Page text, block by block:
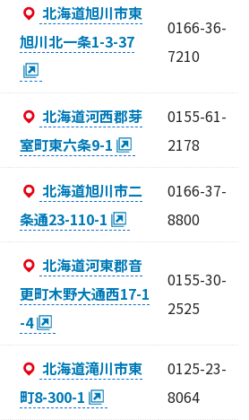
北海道旭川市東
旭川北一条1-3-37
0166-36-
7210
北海道河西郡芽
室町東六条9-1
0155-61-
2178
北海道旭川市二
条通23-110-1
0166-37-
8800
北海道河東郡音
更町木野大通西17-1
-4
0155-30-
2525
北海道滝川市東
町8-300-1
0125-23-
8064